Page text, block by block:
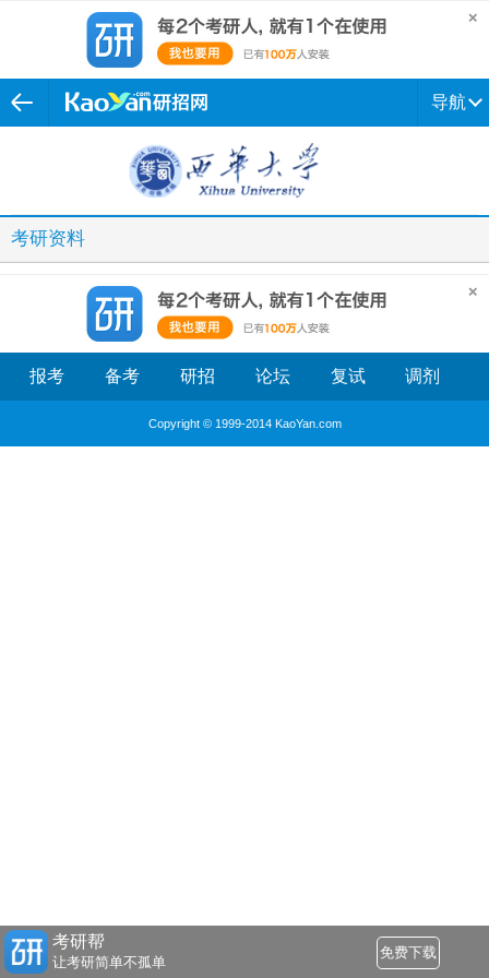
导航
考研资料
报考 备考 研招 论坛 复试 调剂
Copyright © 1999-2014 KaoYan.com
考研帮
让考研简单不孤单
免费下载